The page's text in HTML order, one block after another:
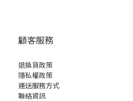
顧客服務
退換貨政策
隱私權政策
運送服務方式
聯絡資訊